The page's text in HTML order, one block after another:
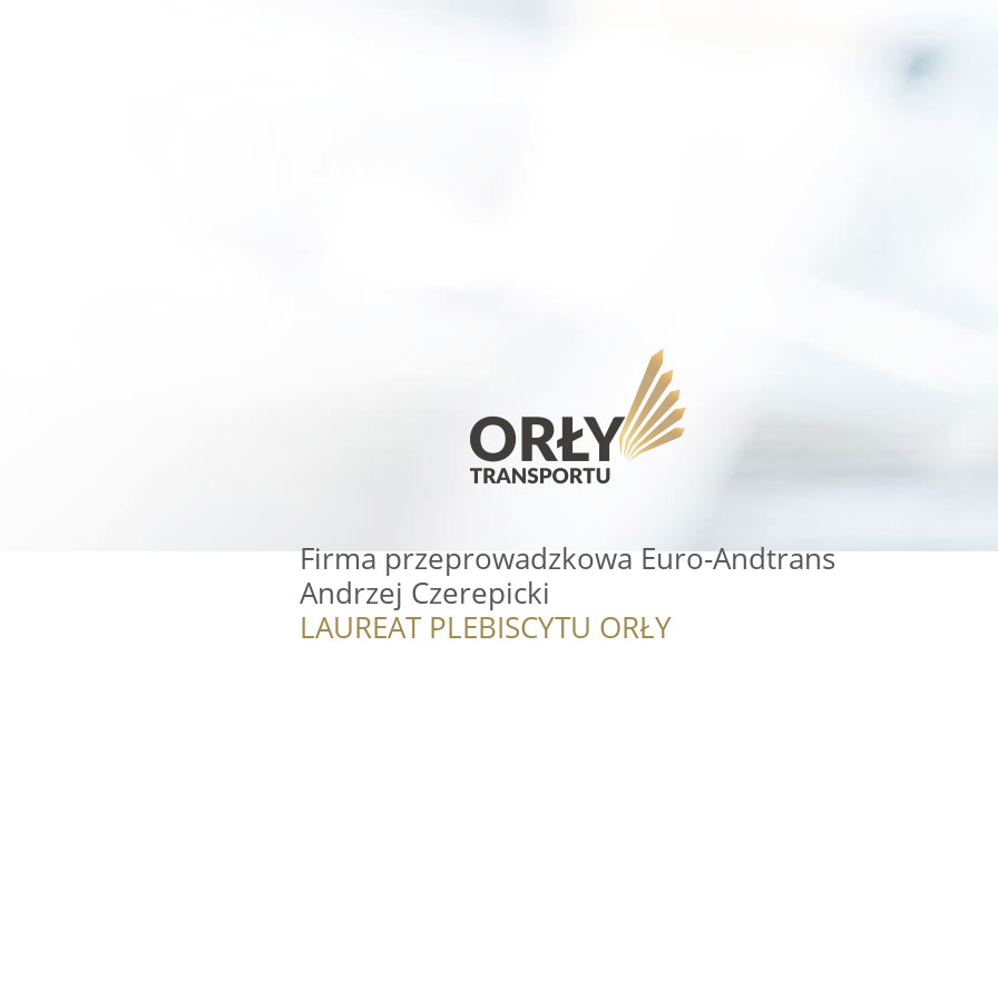
Firma przeprowadzkowa Euro-Andtrans
Andrzej Czerepicki
LAUREAT PLEBISCYTU ORŁY